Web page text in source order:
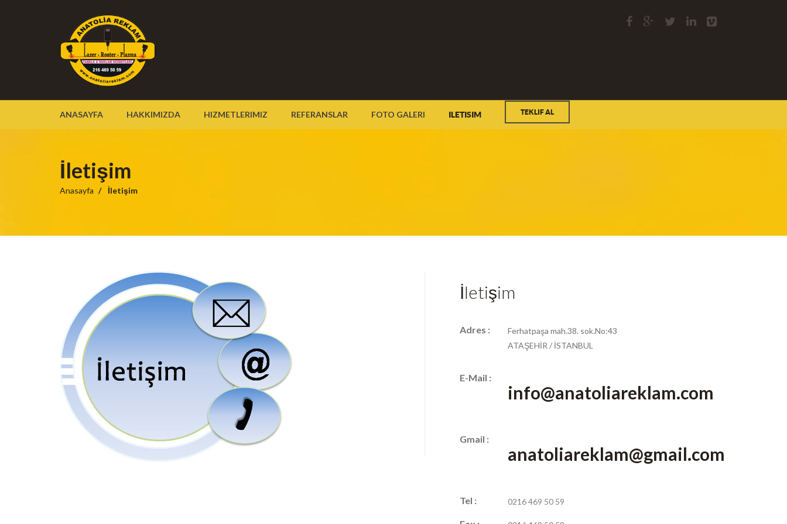
ANASAYFA HAKKIMIZDA HIZMETLERIMIZ REFERANSLAR FOTO GALERI ILETISIM TEKLIF AL
İletişim
Anasayfa İletişim
İletişim
Adres :
Ferhatpaşa mah.38. sok.No:43
ATAŞEHİR / İSTANBUL
E-Mail :
info@anatoliareklam.com
Gmail :
anatoliareklam@gmail.com
Tel : 0216 469 50 59